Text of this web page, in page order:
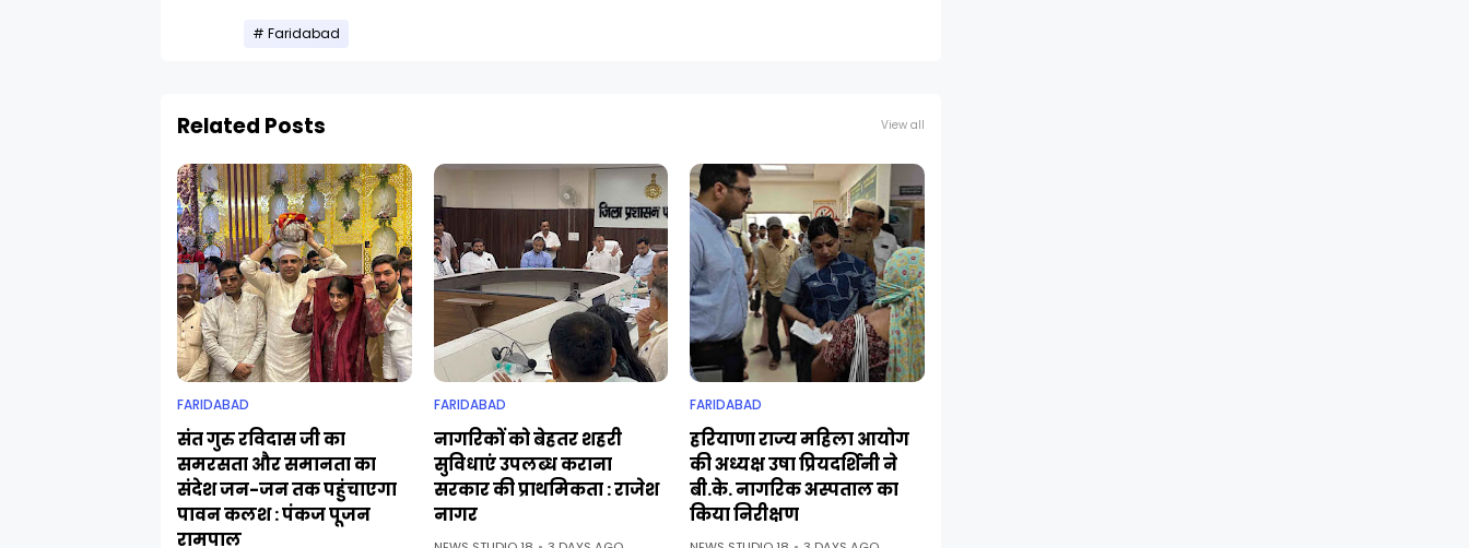
Faridabad
Related Posts View all
FARIDABAD
संत गुरु रविदास जी का
समरसता और समानता का
संदेश जन-जन तक पहुंचाएगा
पावन कलश : पंकज पूजन
रामपाल
FARIDABAD
नागरिकों को बेहतर शहरी
सुविधाएं उपलब्ध कराना
सरकार की प्राथमिकता : राजेश
नागर
FARIDABAD
हरियाणा राज्य महिला आयोग
की अध्यक्ष उषा प्रियदर्शिनी ने
बी.के. नागरिक अस्पताल का
किया निरीक्षण